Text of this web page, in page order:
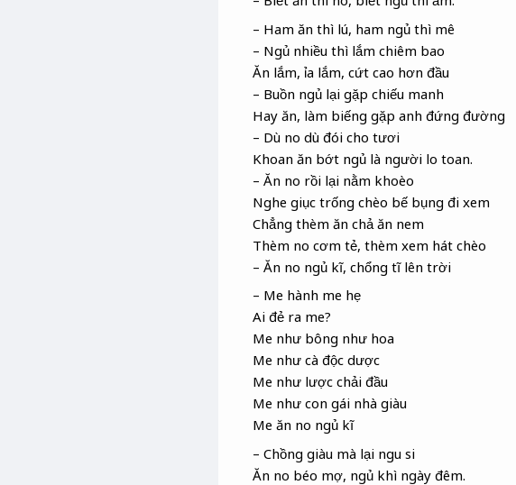
– Ham ăn thì lú, ham ngủ thì mê
– Ngủ nhiều thì lắm chiêm bao
Ăn lắm, ỉa lắm, cứt cao hơn đầu
– Buồn ngủ lại gặp chiếu manh
Hay ăn, làm biếng gặp anh đứng đường
– Dù no dù đói cho tươi
Khoan ăn bớt ngủ là người lo toan.
– Ăn no rồi lại nằm khoèo
Nghe giục trống chèo bế bụng đi xem
Chẳng thèm ăn chả ăn nem
Thèm no cơm tẻ, thèm xem hát chèo
– Ăn no ngủ kĩ, chổng tĩ lên trời
– Me hành me hẹ
Ai đẻ ra me?
Me như bông như hoa
Me như cà độc dược
Me như lược chải đầu
Me như con gái nhà giàu
Me ăn no ngủ kĩ
– Chồng giàu mà lại ngu si
Ăn no béo mợ, ngủ khì ngày đêm.